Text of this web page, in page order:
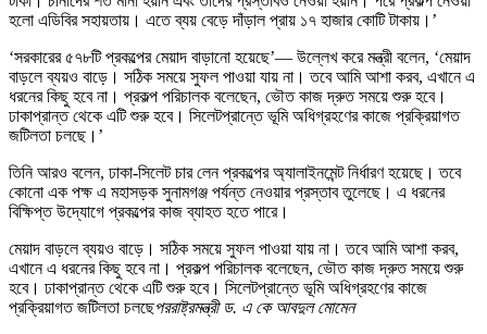
হলো এডিবির সহায়তায়। এতে ব্যয় বেড়ে দাঁড়াল প্রায় ১৭ হাজার কোটি টাকায়।’
‘সরকারের ৫৭৮টি প্রকল্পের মেয়াদ বাড়ানো হয়েছে’— উল্লেখ করে মন্ত্রী বলেন, ‘মেয়াদ
বাড়লে ব্যয়ও বাড়ে। সঠিক সময়ে সুফল পাওয়া যায় না। তবে আমি আশা করব, এখানে এ
ধরনের কিছু হবে না। প্রকল্প পরিচালক বলেছেন, ভৌত কাজ দ্রুত সময়ে শুরু হবে।
ঢাকাপ্রান্ত থেকে এটি শুরু হবে। সিলেটপ্রান্তে ভূমি অধিগ্রহণের কাজে প্রক্রিয়াগত
জটিলতা চলছে।’
তিনি আরও বলেন, ঢাকা-সিলেট চার লেন প্রকল্পের অ্যালাইনমেন্ট নির্ধারণ হয়েছে। তবে
কোনো এক পক্ষ এ মহাসড়ক সুনামগঞ্জ পর্যন্ত নেওয়ার প্রস্তাব তুলেছে। এ ধরনের
বিক্ষিপ্ত উদ্যোগে প্রকল্পের কাজ ব্যাহত হতে পারে।
মেয়াদ বাড়লে ব্যয়ও বাড়ে। সঠিক সময়ে সুফল পাওয়া যায় না। তবে আমি আশা করব,
এখানে এ ধরনের কিছু হবে না। প্রকল্প পরিচালক বলেছেন, ভৌত কাজ দ্রুত সময়ে শুরু
হবে। ঢাকাপ্রান্ত থেকে এটি শুরু হবে। সিলেটপ্রান্তে ভূমি অধিগ্রহণের কাজে
প্রক্রিয়াগত জটিলতা চলছেপররাষ্ট্রমন্ত্রী ড. এ কে আবদুল মোমেন